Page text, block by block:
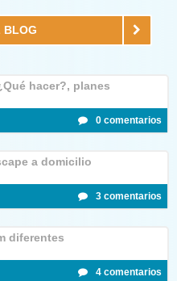
BLOG
hacer?, planes
0 comentarios
a domicilio
3 comentarios
diferentes
4 comentarios